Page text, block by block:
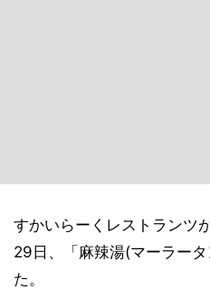
すかいらーくレストランツ
29日、「麻辣湯(マーラー
た。